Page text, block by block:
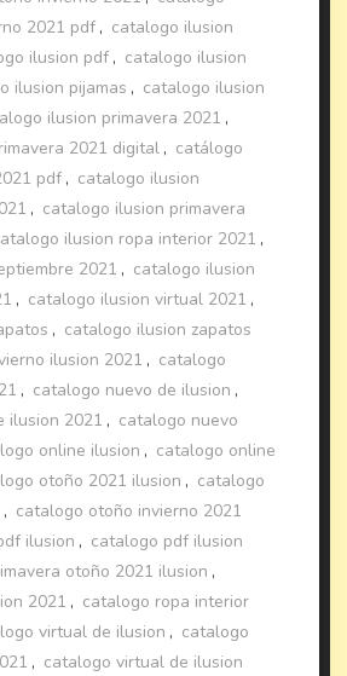
2021 pdf , catalogo ilusion
ilusion pdf , catalogo ilusion
ilusion pijamas , catalogo ilusion
ilusion primavera 2021 ,
2021 digital , catálogo
pdf , catalogo ilusion
, catalogo ilusion primavera
ilusion ropa interior 2021 ,
2021 , catalogo ilusion
, catalogo ilusion virtual 2021 ,
, catalogo ilusion zapatos
ilusion 2021 , catalogo
, catalogo nuevo de ilusion ,
ilusion 2021 , catalogo nuevo
online ilusion , catalogo online
otoño 2021 ilusion , catalogo
, catalogo otoño invierno 2021
ilusion , catalogo pdf ilusion
otoño 2021 ilusion ,
2021 , catalogo ropa interior
virtual de ilusion , catalogo
, catalogo virtual de ilusion